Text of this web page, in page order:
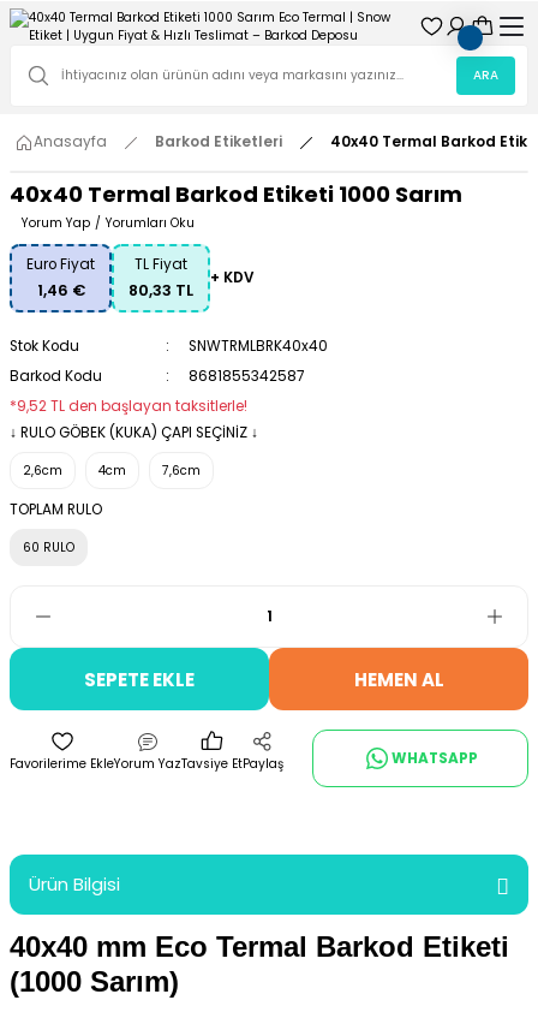
ARA
Anasayfa Barkod Etiketleri 40x40 Termal Barkod
40x40 Termal Barkod Etiketi 1000 Sarım
Yorum Yap / Yorumları Oku
Euro Fiyat
1,46 €
TL Fiyat
80,33 TL
+ KDV
Stok Kodu
SNWTRMLBRK40x40
Barkod Kodu
8681855342587
*9,52 TL den başlayan taksitlerle!
↓ RULO GÖBEK (KUKA) ÇAPI SEÇİNİZ ↓
2,6cm 4cm 7,6cm
TOPLAM RULO
60 RULO
SEPETE EKLE HEMEN AL
Yorum YazTavsiye EtPaylaş WHATSAPP
Ürün Bilgisi
40x40 mm Eco Termal Barkod Etiketi
(1000 Sarım)